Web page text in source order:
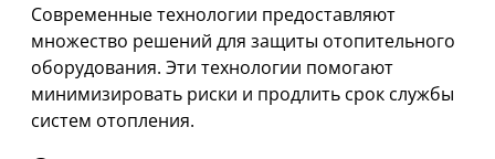
Современные технологии предоставляют
множество решений для защиты отопительного
оборудования. Эти технологии помогают
минимизировать риски и продлить срок службы
систем отопления.